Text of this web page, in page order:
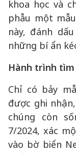
khoa học và
phẫu một
này, đánh
những bí ẩn
Hành trình
Chỉ có bảy
được ghi
chúng còn
7/2024, xác
vào bờ biển